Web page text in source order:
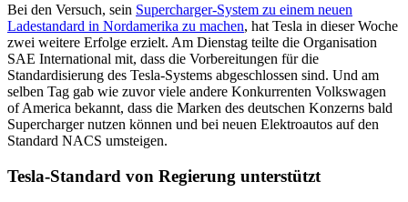
Bei den Versuch, sein Supercharger-System zu einem neuen
Ladestandard in Nordamerika zu machen, hat Tesla in dieser Woche
zwei weitere Erfolge erzielt. Am Dienstag teilte die Organisation
SAE International mit, dass die Vorbereitungen für die
Standardisierung des Tesla-Systems abgeschlossen sind. Und am
selben Tag gab wie zuvor viele andere Konkurrenten Volkswagen
of America bekannt, dass die Marken des deutschen Konzerns bald
Supercharger nutzen können und bei neuen Elektroautos auf den
Standard NACS umsteigen.
Tesla-Standard von Regierung unterstützt